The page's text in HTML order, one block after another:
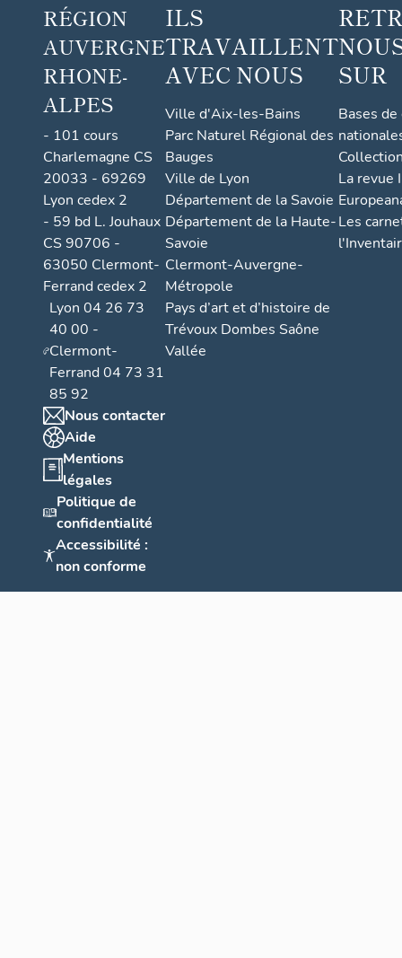
RÉGION
AUVERGNE
RHONE-
ALPES
- 101 cours
Charlemagne CS
20033 - 69269
Lyon cedex 2
- 59 bd L. Jouhaux
CS 90706 -
63050 Clermont-
Ferrand cedex 2
Lyon 04 26 73
40 00 -
Clermont-
Ferrand 04 73 31
85 92
Nous contacter
Aide
Mentions
légales
Politique de
confidentialité
Accessibilité :
non conforme
ILS
TRAVAILLENT
AVEC NOUS
Ville d'Aix-les-Bains
Parc Naturel Régional des
Bauges
Ville de Lyon
Département de la Savoie
Département de la Haute-
Savoie
Clermont-Auvergne-
Métropole
Pays d’art et d’histoire de
Trévoux Dombes Saône
Vallée
SUR
Bases
La revue
Les